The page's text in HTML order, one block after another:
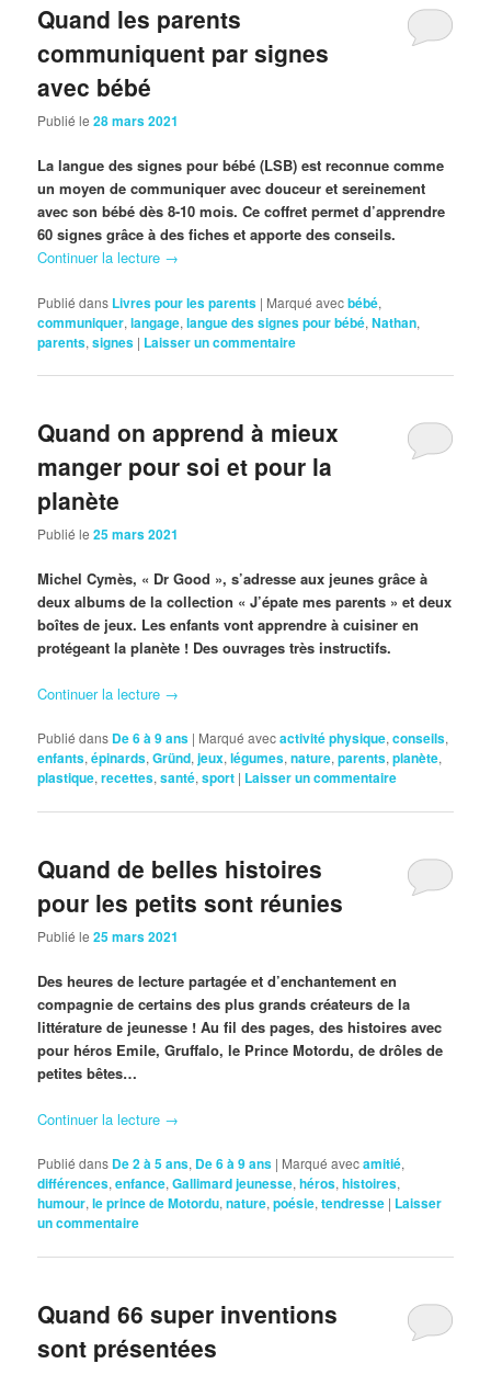
Quand les parents
communiquent par signes
avec bébé
Publié le28 mars 2021
La langue des signes pour bébé (LSB) est reconnue comme
un moyen de communiquer avec douceur et sereinement
avec son bébé dès 8-10 mois. Ce coffret permet d’apprendre
60 signes grâce à des fiches et apporte des conseils.
Continuer la lecture →
Publié dans Livres pour les parents | Marqué avecbébé,
communiquer,langage,langue des signes pour bébé,Nathan,
parents,signes | Laisser un commentaire
Quand on apprend à mieux
manger pour soi et pour la
planète
Publié le25 mars 2021
Michel Cymès, « Dr Good », s’adresse aux jeunes grâce à
deux albums de la collection « J’épate mes parents » et deux
boîtes de jeux. Les enfants vont apprendre à cuisiner en
protégeant la planète ! Des ouvrages très instructifs.
Continuer la lecture →
Publié dans De 6 à 9 ans | Marqué avecactivité physique,conseils,
enfants,épinards,Gründ,jeux,légumes,nature,parents,planète,
plastique,recettes,santé,sport | Laisser un commentaire
Quand de belles histoires
pour les petits sont réunies
Publié le25 mars 2021
Des heures de lecture partagée et d’enchantement en
compagnie de certains des plus grands créateurs de la
littérature de jeunesse ! Au fil des pages, des histoires avec
pour héros Emile, Gruffalo, le Prince Motordu, de drôles de
petites bêtes…
Continuer la lecture →
Publié dans De 2 à 5 ans, De 6 à 9 ans | Marqué avecamitié,
différences,enfance,Gallimard jeunesse,héros,histoires,
humour,le prince de Motordu,nature,poésie,tendresse | Laisser
un commentaire
Quand 66 super inventions
sont présentées